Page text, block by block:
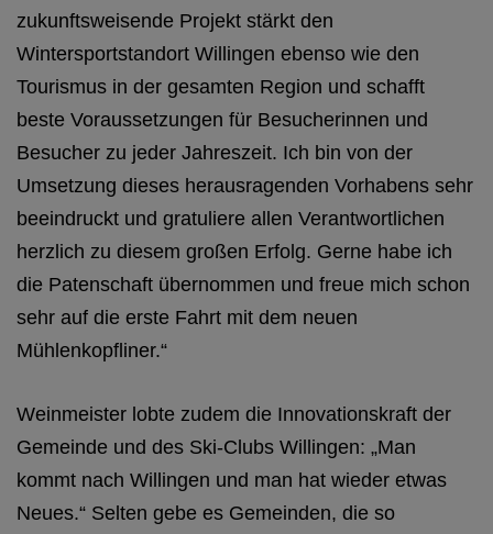
zukunftsweisende Projekt stärkt den
Wintersportstandort Willingen ebenso wie den
Tourismus in der gesamten Region und schafft
beste Voraussetzungen für Besucherinnen und
Besucher zu jeder Jahreszeit. Ich bin von der
Umsetzung dieses herausragenden Vorhabens sehr
beeindruckt und gratuliere allen Verantwortlichen
herzlich zu diesem großen Erfolg. Gerne habe ich
die Patenschaft übernommen und freue mich schon
sehr auf die erste Fahrt mit dem neuen
Mühlenkopfliner.“
Weinmeister lobte zudem die Innovationskraft der
Gemeinde und des Ski-Clubs Willingen: „Man
kommt nach Willingen und man hat wieder etwas
Neues.“ Selten gebe es Gemeinden, die so